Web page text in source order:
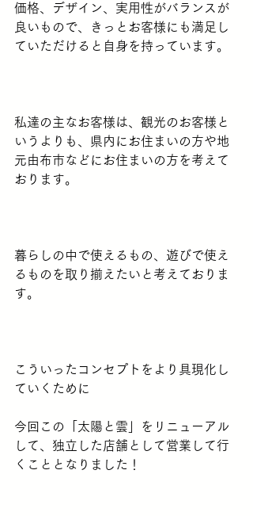
価格、デザイン、実用性がバランスが
良いもので、きっとお客様にも満足し
ていただけると自身を持っています。
私達の主なお客様は、観光のお客様と
いうよりも、県内にお住まいの方や地
元由布市などにお住まいの方を考えて
おります。
暮らしの中で使えるもの、遊びで使え
るものを取り揃えたいと考えておりま
す。
こういったコンセプトをより具現化し
ていくために
今回この「太陽と雲」をリニューアル
して、独立した店舗として営業して行
くこととなりました！